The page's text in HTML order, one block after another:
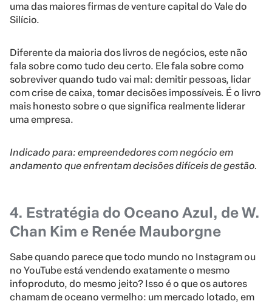
uma das maiores firmas de venture capital do Vale do
Silício.
Diferente da maioria dos livros de negócios, este não
fala sobre como tudo deu certo. Ele fala sobre como
sobreviver quando tudo vai mal: demitir pessoas, lidar
com crise de caixa, tomar decisões impossíveis. É o livro
mais honesto sobre o que significa realmente liderar
uma empresa.
Indicado para: empreendedores com negócio em
andamento que enfrentam decisões difíceis de gestão.
4. Estratégia do Oceano Azul, de W.
Chan Kim e Renée Mauborgne
Sabe quando parece que todo mundo no Instagram ou
no YouTube está vendendo exatamente o mesmo
infoproduto, do mesmo jeito? Isso é o que os autores
chamam de oceano vermelho: um mercado lotado, em